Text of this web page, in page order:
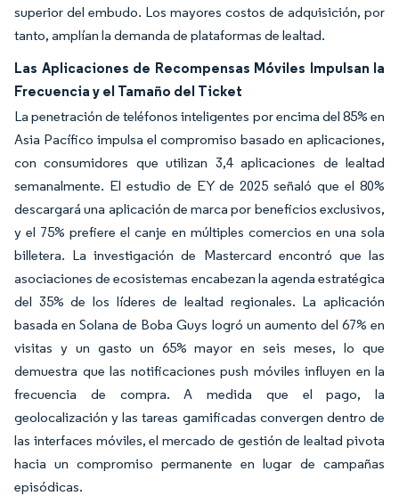
superior del embudo. Los mayores costos de adquisición, por
tanto, amplían la demanda de plataformas de lealtad.
Las Aplicaciones de Recompensas Móviles Impulsan la
Frecuencia y el Tamaño del Ticket
La penetración de teléfonos inteligentes por encima del 85% en
Asia Pacífico impulsa el compromiso basado en aplicaciones,
con consumidores que utilizan 3,4 aplicaciones de lealtad
semanalmente. El estudio de EY de 2025 señaló que el 80%
descargará una aplicación de marca por beneficios exclusivos,
y el 75% prefiere el canje en múltiples comercios en una sola
billetera. La investigación de Mastercard encontró que las
asociaciones de ecosistemas encabezan la agenda estratégica
del 35% de los líderes de lealtad regionales. La aplicación
basada en Solana de Boba Guys logró un aumento del 67% en
visitas y un gasto un 65% mayor en seis meses, lo que
demuestra que las notificaciones push móviles influyen en la
frecuencia de compra. A medida que el pago, la
geolocalización y las tareas gamificadas convergen dentro de
las interfaces móviles, el mercado de gestión de lealtad pivota
hacia un compromiso permanente en lugar de campañas
episódicas.